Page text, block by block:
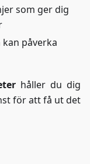
som ger dig
påverka
håller du dig
för att få ut det